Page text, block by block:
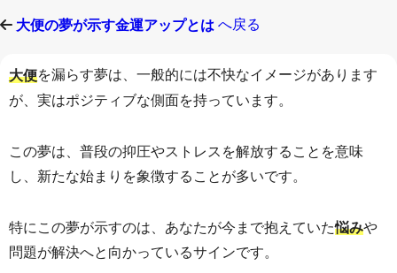
大便の夢が示す金運アップとは へ戻る
大便を漏らす夢は、一般的には不快なイメージがあります
が、実はポジティブな側面を持っています。
この夢は、普段の抑圧やストレスを解放することを意味
し、新たな始まりを象徴することが多いです。
特にこの夢が示すのは、あなたが今まで抱えていた悩みや
問題が解決へと向かっているサインです。